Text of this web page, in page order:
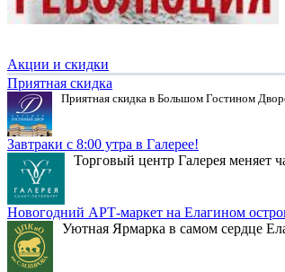
Акции и скидки
Приятная скидка
Приятная скидка в Большом Гостином
Завтраки с 8:00 утра в Галерее!
Торговый центр Галерея меняет
Новогодний АРТ-маркет на Елагином
Уютная Ярмарка в самом сердце